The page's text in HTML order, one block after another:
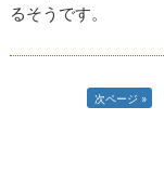
るそうです。
次ページ